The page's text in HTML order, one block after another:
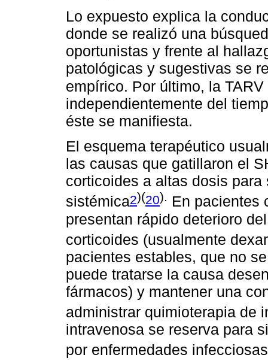
Lo expuesto explica la
donde se realizó una
oportunistas y frente al
patológicas y sugestivas se
empírico. Por último, la
independientemente del
éste se manifiesta.
El esquema terapéutico
las causas que gatillaron el
corticoides a altas dosis
sistémica2)(20). En pacientes
presentan rápido deterioro
corticoides (usualmente
pacientes estables, que no
puede tratarse la causa
fármacos) y mantener una
administrar quimioterapia de
intravenosa se reserva para
por enfermedades